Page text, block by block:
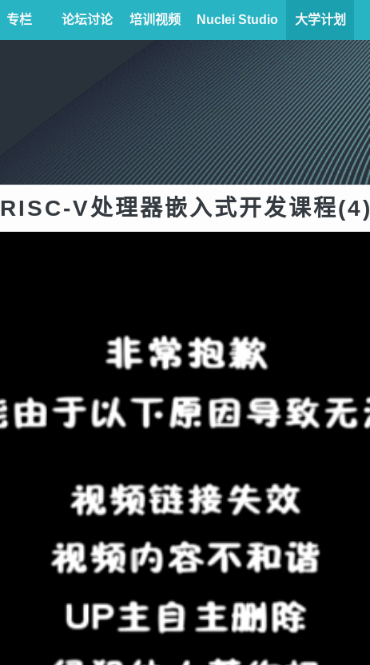
专栏 论坛讨论 培训视频 Nuclei Studio 大学计划
RISC-V处理器嵌入式开发课程(4)